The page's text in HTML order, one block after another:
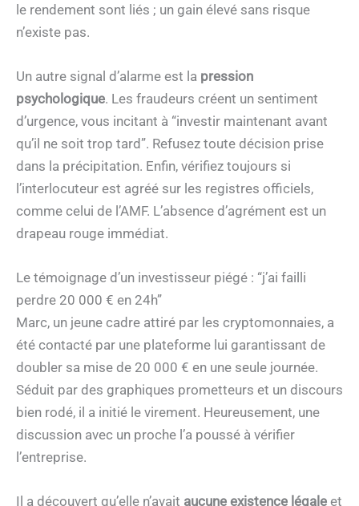
le rendement sont liés ; un gain élevé sans risque
n’existe pas.
Un autre signal d’alarme est la pression
psychologique. Les fraudeurs créent un sentiment
d’urgence, vous incitant à “investir maintenant avant
qu’il ne soit trop tard”. Refusez toute décision prise
dans la précipitation. Enfin, vérifiez toujours si
l’interlocuteur est agréé sur les registres officiels,
comme celui de l’AMF. L’absence d’agrément est un
drapeau rouge immédiat.
Le témoignage d’un investisseur piégé : “j’ai failli
perdre 20 000 € en 24h”
Marc, un jeune cadre attiré par les cryptomonnaies, a
été contacté par une plateforme lui garantissant de
doubler sa mise de 20 000 € en une seule journée.
Séduit par des graphiques prometteurs et un discours
bien rodé, il a initié le virement. Heureusement, une
discussion avec un proche l’a poussé à vérifier
l’entreprise.
Il a découvert qu’elle n’avait aucune existence légale et